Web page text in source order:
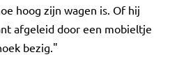
hoog zijn wagen is. Of hij
afgeleid door een mobieltje
bezig."